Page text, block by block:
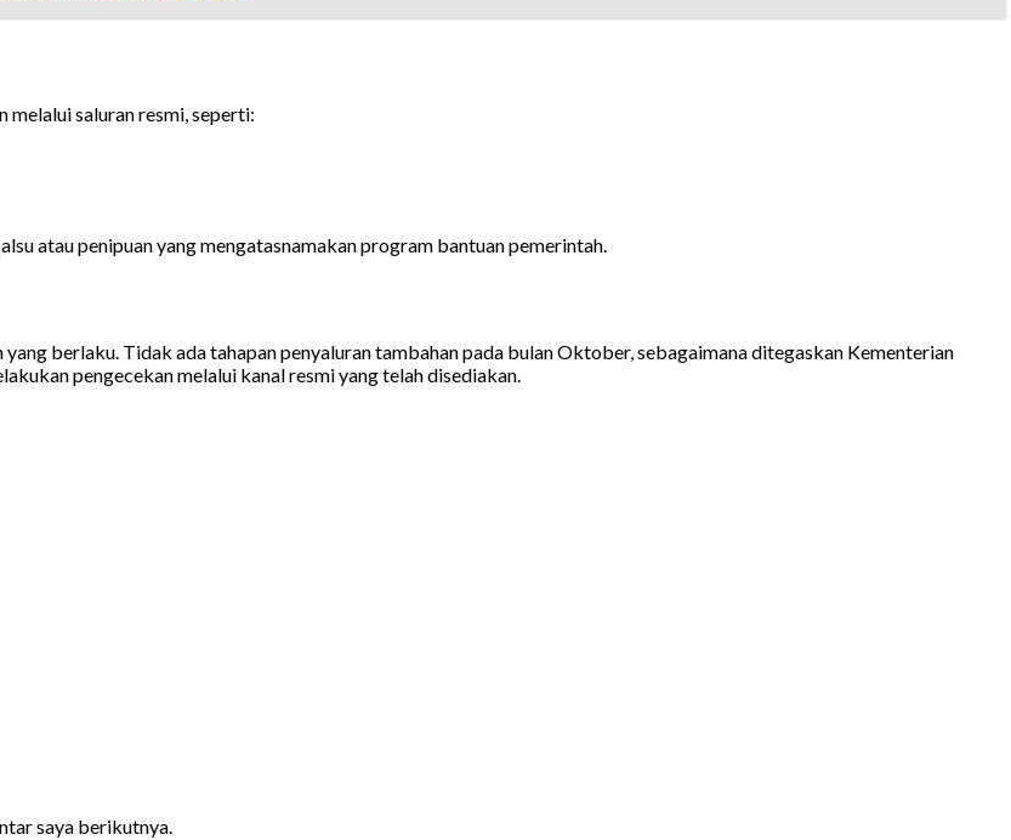
melalui saluran resmi, seperti:
atau penipuan yang mengatasnamakan program bantuan pemerintah.
berlaku. Tidak ada tahapan penyaluran tambahan pada bulan Oktober, sebagaimana ditegaskan Kementerian
pengecekan melalui kanal resmi yang telah disediakan.
saya berikutnya.